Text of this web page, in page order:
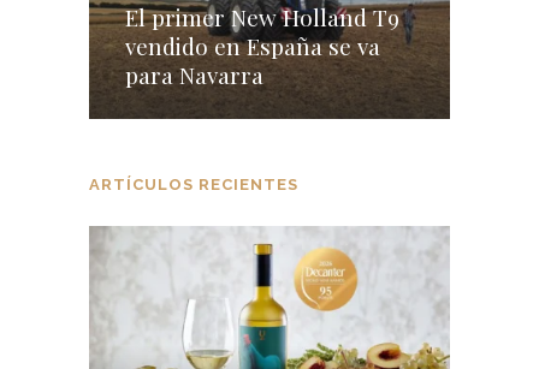
El primer New Holland T9
vendido en España se va
para Navarra
ARTÍCULOS RECIENTES